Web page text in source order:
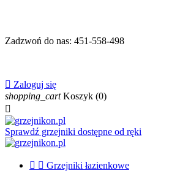
Zadzwoń do nas: 451-558-498
 Zaloguj się
shopping_cart Koszyk (0)

Sprawdź grzejniki dostępne od ręki
  Grzejniki łazienkowe